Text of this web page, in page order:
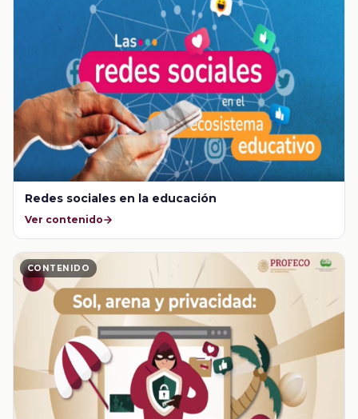
Redes sociales en la educación
Ver contenido
CONTENIDO